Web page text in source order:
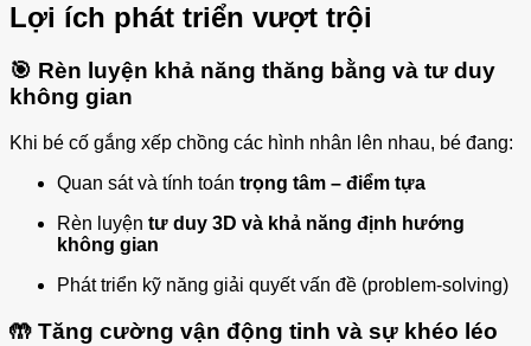
Lợi ích phát triển vượt trội
🎯 Rèn luyện khả năng thăng bằng và tư duy
không gian
Khi bé cố gắng xếp chồng các hình nhân lên nhau, bé đang:
Quan sát và tính toán trọng tâm – điểm tựa
Rèn luyện tư duy 3D và khả năng định hướng
không gian
Phát triển kỹ năng giải quyết vấn đề (problem-solving)
🤲 Tăng cường vận động tinh và sự khéo léo